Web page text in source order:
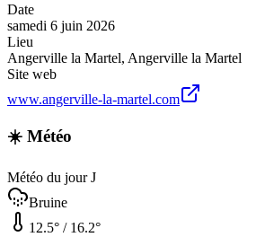
Date
samedi 6 juin 2026
Lieu
Angerville la Martel, Angerville la Martel
Site web
www.angerville-la-martel.com
☀️ Météo
Météo du jour J
Bruine
12.5° / 16.2°